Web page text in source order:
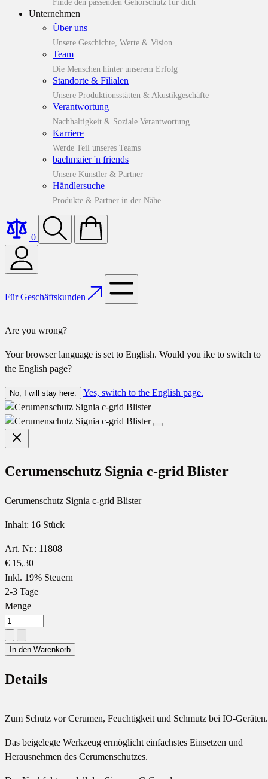
Finde den passenden Gehörschutz für dich
Unternehmen
Über uns
Unsere Geschichte, Werte & Vision
Team
Die Menschen hinter unserem Erfolg
Standorte & Filialen
Unsere Produktionsstätten & Akustikgeschäfte
Verantwortung
Nachhaltigkeit & Soziale Verantwortung
Karriere
Werde Teil unseres Teams
bachmaier 'n friends
Unsere Künstler & Partner
Händlersuche
Produkte & Partner in der Nähe
0
Für Geschäftskunden
Are you wrong?
Your browser language is set to English. Would you ike to switch to
the English page?
No, I will stay here. Yes, switch to the English page.
Cerumenschutz Signia c-grid Blister
Cerumenschutz Signia c-grid Blister
Inhalt: 16 Stück
Art. Nr.: 11808
€ 15,30
Inkl. 19% Steuern
2-3 Tage
Menge
In den Warenkorb
Details
Zum Schutz vor Cerumen, Feuchtigkeit und Schmutz bei IO-Geräten.
Das beigelegte Werkzeug ermöglicht einfachstes Einsetzen und
Herausnehmen des Cerumenschutzes.